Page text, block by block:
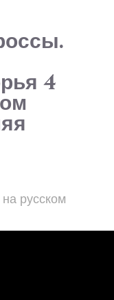
4
русском